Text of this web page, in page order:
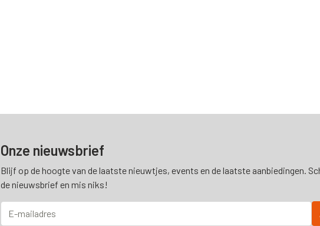
Onze nieuwsbrief
Blijf op de hoogte van de laatste nieuwtjes, events en de laatste aanbiedingen.
de nieuwsbrief en mis niks!